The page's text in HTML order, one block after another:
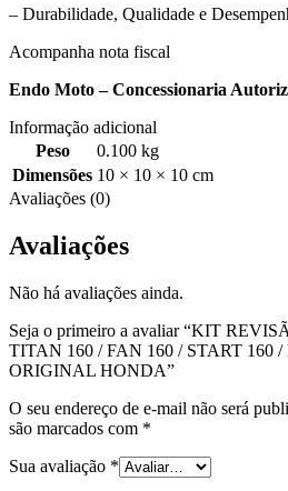
– Durabilidade, Qualidade e
Acompanha nota fiscal
Endo Moto – Concessionaria
Informação adicional
Peso
0.100 kg
Dimensões 10 × 10 × 10 cm
Avaliações (0)
Avaliações
Não há avaliações ainda.
Seja o primeiro a avaliar “KIT
TITAN 160 / FAN 160 / START 160 /
ORIGINAL HONDA”
O seu endereço de e-mail não será
são marcados com *
Sua avaliação *